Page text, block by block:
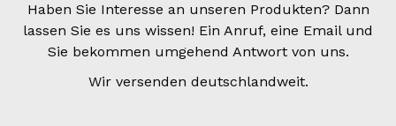
Haben Sie Interesse an unseren Produkten? Dann
lassen Sie es uns wissen! Ein Anruf, eine Email und
Sie bekommen umgehend Antwort von uns.
Wir versenden deutschlandweit.